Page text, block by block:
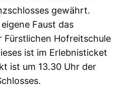
gewährt.
Faust das
Fürstlichen Hofreitschule
ist im Erlebnisticket
ist um 13.30 Uhr der